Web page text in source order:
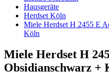
Hausgeräte
Herdset Köln
Miele Herdset H 2455 E
Köln
Miele Herdset H
Obsidianschwarz +